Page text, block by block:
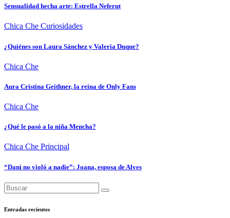
Sensualidad hecha arte: Estrella Neferut
Chica Che Curiosidades
¿Quiénes son Laura Sánchez y Valeria Duque?
Chica Che
Aura Cristina Geithner, la reina de Only Fans
Chica Che
¿Qué le pasó a la niña Mencha?
Chica Che Principal
“Dani no violó a nadie”: Joana, esposa de Alves
Entradas recientes